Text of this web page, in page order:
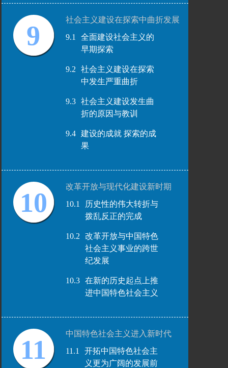
9
社会主义建设在探索中曲折发展
9.1
全面建设社会主义的
早期探索
9.2
社会主义建设在探索
中发生严重曲折
9.3
社会主义建设发生曲
折的原因与教训
9.4
建设的成就 探索的成
果
10
改革开放与现代化建设新时期
10.1
历史性的伟大转折与
拨乱反正的完成
10.2
改革开放与中国特色
社会主义事业的跨世
纪发展
10.3
在新的历史起点上推
进中国特色社会主义
11
中国特色社会主义进入新时代
11.1
开拓中国特色社会主
义更为广阔的发展前